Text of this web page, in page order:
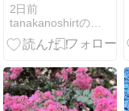
スのコーディ
ネートです
✨✨
2日前
tanakanoshirtのブログ